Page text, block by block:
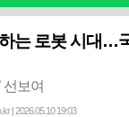
는 로봇 시대…
선보여
| 2026.05.10 19:03